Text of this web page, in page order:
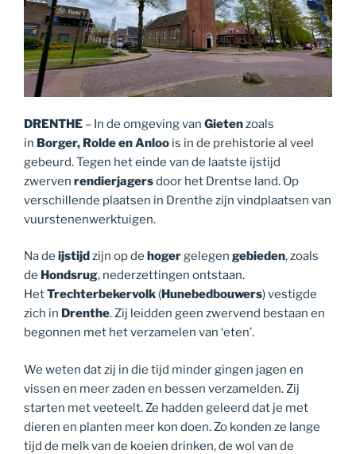
DRENTHE – In de omgeving van Gietenzoals
in Borger, Rolde en Anloo is in de prehistorie al veel
gebeurd. Tegen het einde van de laatste ijstijd
zwerven rendierjagersdoor het Drentse land. Op
verschillende plaatsen in Drenthe zijn vindplaatsen van
vuurstenenwerktuigen.
Na de ijstijdzijn op de hogergelegen gebieden, zoals
de Hondsrug, nederzettingen ontstaan.
HetTrechterbekervolk (Hunebedbouwers) vestigde
zich in Drenthe. Zij leidden geen zwervend bestaan en
begonnen met het verzamelen van ‘eten’.
We weten dat zij in die tijd minder gingen jagen en
vissen en meer zaden en bessen verzamelden. Zij
starten met veeteelt. Ze hadden geleerd dat je met
dieren en planten meer kon doen. Zo konden ze lange
tijd de melk van de koeien drinken, de wol van de